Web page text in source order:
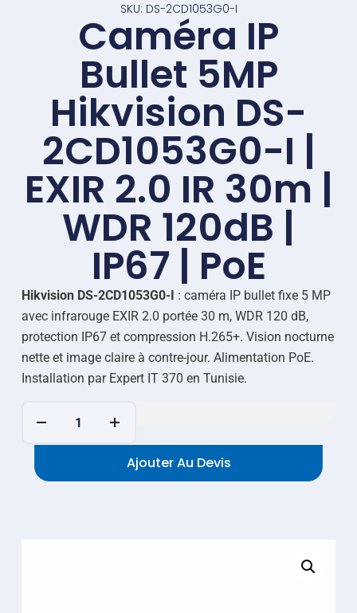
SKU: DS-2CD1053G0-I
Caméra IP
Bullet 5MP
Hikvision DS-
2CD1053G0-I |
EXIR 2.0 IR 30m |
WDR 120dB |
IP67 | PoE
Hikvision DS-2CD1053G0-I : caméra IP bullet fixe 5 MP
avec infrarouge EXIR 2.0 portée 30 m, WDR 120 dB,
protection IP67 et compression H.265+. Vision nocturne
nette et image claire à contre-jour. Alimentation PoE.
Installation par Expert IT 370 en Tunisie.
Ajouter Au Devis